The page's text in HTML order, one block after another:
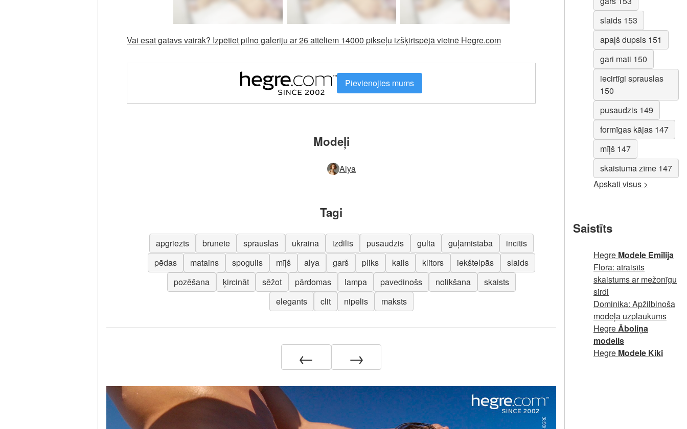
Vai esat gatavs vairāk? Izpētiet pilno galeriju ar 26 attēliem 14000 pikseļu izšķirtspējā vietnē Hegre.com
Pievienojies mums
Modeļi
Alya
Tagi
apgriezts brunete sprauslas ukraina izdilis pusaudzis gulta guļamistaba
incītis
pēdas
matains spogulis mīļš alya garš pliks kails klitors iekštelpās
slaids
pozēšana
ķircināt sēžot pārdomas lampa pavedinošs nolikšana
skaists
elegants
clit nipelis maksts
← →
slaids 153
apaļš dupsis 151
gari mati 150
iecirtīgi sprauslas
150
pusaudzis 149
formīgas kājas 147
mīļš 147
skaistuma zīme 147
Apskati visus >
Saistīts
Hegre Modele Emīlija
Flora: atraisīts
skaistums ar mežonīgu
sirdi
Dominika: Apžilbinoša
modeļa uzplaukums
HegreĀboliņa
modelis
Hegre Modele Kiki